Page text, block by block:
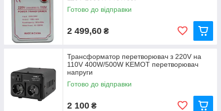
Готово до відправки
2 499,60 ₴
Трансформатор перетворювач з 220V на
110V 400W/500W KEMOT перетворювач
напруги
Готово до відправки
2 100 ₴